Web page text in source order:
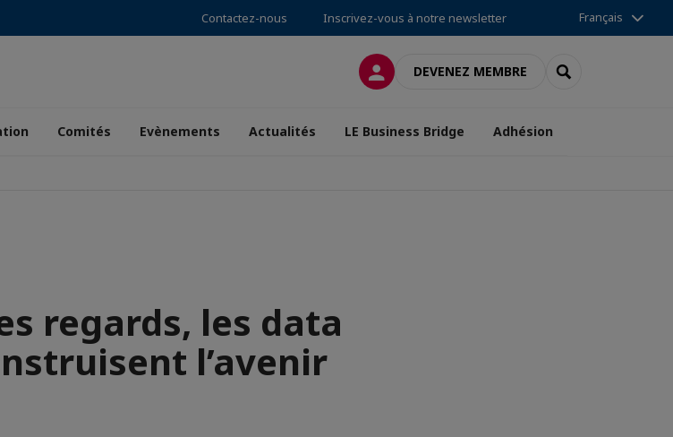
Contactez-nous Inscrivez-vous à notre newsletter Français
CONNEXIONDEVENEZ MEMBRE RECHERCHER
Comités Evènements Actualités LE Business Bridge Adhésion
regards, les data
l’avenir